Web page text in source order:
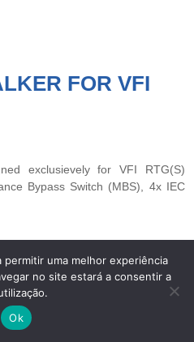
FOR VFI
exclusievely for VFI RTG(S)
Bypass Switch (MBS), 4x IEC
Todos os direitos
- Termos de Privacidade e
de Reclamações Eletrónico
uma melhor experiência
no site estará a consentir a
Ok